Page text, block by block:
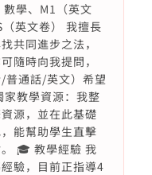
學、M1（英文
英文卷） 我擅長
共同進步之法，
隨時向我提問，
普通話/英文）希望
教學資源：我整
源，並在此基礎
能幫助學生直擊
🎓 教學經驗 我
驗，目前正指導4